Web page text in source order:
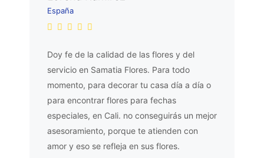
España
Doy fe de la calidad de las flores y del
servicio en Samatia Flores. Para todo
momento, para decorar tu casa día a día o
para encontrar flores para fechas
especiales, en Cali. no conseguirás un mejor
asesoramiento, porque te atienden con
amor y eso se refleja en sus flores.